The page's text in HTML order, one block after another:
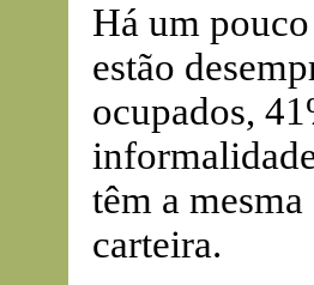
Há um
estão
ocupados,
têm a
carteira.